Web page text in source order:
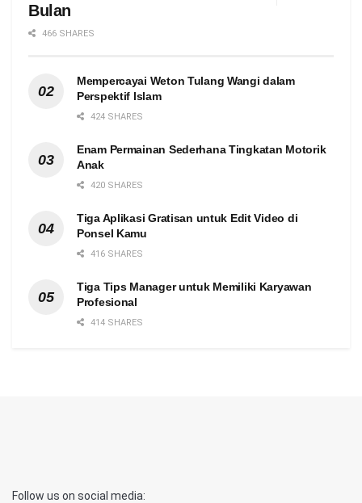
Bulan
466 SHARES
Mempercayai Weton Tulang Wangi dalam
Perspektif Islam
424 SHARES
Enam Permainan Sederhana Tingkatan Motorik
Anak
420 SHARES
Tiga Aplikasi Gratisan untuk Edit Video di
Ponsel Kamu
416 SHARES
Tiga Tips Manager untuk Memiliki Karyawan
Profesional
414 SHARES
Follow us on social media: